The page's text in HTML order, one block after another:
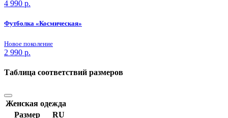
4 990 р.
Футболка «Космическая»
Новое поколение
2 990 р.
Таблица соответствий размеров
Женская одежда
Размер
RU